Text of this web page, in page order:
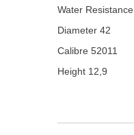
Water Resistance
Diameter 42
Calibre 52011
Height 12,9